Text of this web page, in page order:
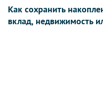
Как сохранить
вклад, недвижимость